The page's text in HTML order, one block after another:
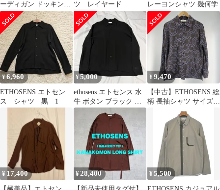
ーディガン ドッキング
フェイクレイヤー ブラ
ック
ツ レイヤード
レーヨンシャツ 幾何学
¥6,960
ETHOSENS エトセン
ス シャツ 黒 1
¥5,000
ethosens エトセンス 水
牛 ボタン ブラック 長
袖 シャツ
¥9,470
【中古】ETHOSENS 総
柄 長袖シャツ サイズ1
エトセンス E120-207 ブ
ラウン/ネイビー[19]
¥ 17,400 ¥28,400 ¥5,500